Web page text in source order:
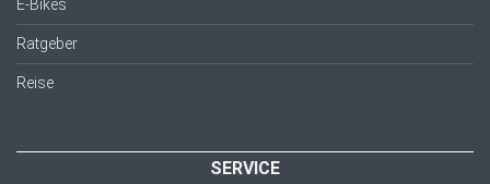
E-Bikes
Ratgeber
Reise
SERVICE